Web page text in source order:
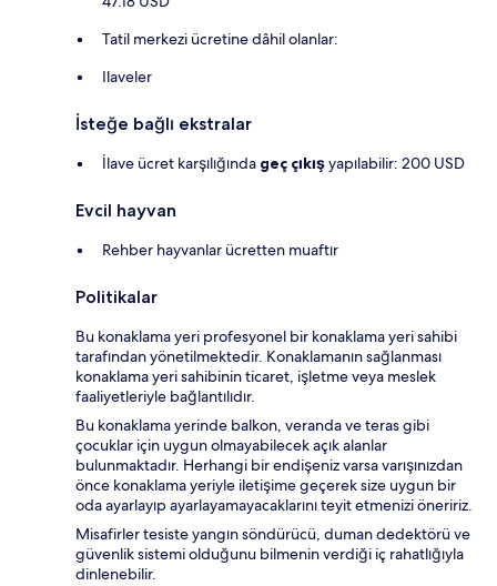
Tatil merkezi ücretine dâhil olanlar:
Ilaveler
İsteğe bağlı ekstralar
İlave ücret karşılığında geç çıkışyapılabilir: 200 USD
Evcil hayvan
Rehber hayvanlar ücretten muaftır
Politikalar
Bu konaklama yeri profesyonel bir konaklama yeri sahibi
tarafından yönetilmektedir. Konaklamanın sağlanması
konaklama yeri sahibinin ticaret, işletme veya meslek
faaliyetleriyle bağlantılıdır.
Bu konaklama yerinde balkon, veranda ve teras gibi
çocuklar için uygun olmayabilecek açık alanlar
bulunmaktadır. Herhangi bir endişeniz varsa varışınızdan
önce konaklama yeriyle iletişime geçerek size uygun bir
oda ayarlayıp ayarlayamayacaklarını teyit etmenizi öneririz.
Misafirler tesiste yangın söndürücü, duman dedektörü ve
güvenlik sistemi olduğunu bilmenin verdiği iç rahatlığıyla
dinlenebilir.